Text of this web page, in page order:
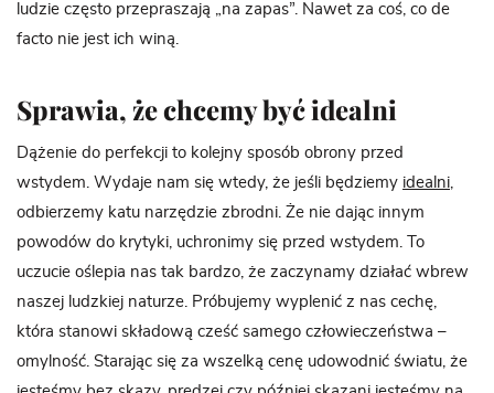
ludzie często przepraszają „na zapas”. Nawet za coś, co de
facto nie jest ich winą.
Sprawia, że chcemy być idealni
Dążenie do perfekcji to kolejny sposób obrony przed
wstydem. Wydaje nam się wtedy, że jeśli będziemy idealni,
odbierzemy katu narzędzie zbrodni. Że nie dając innym
powodów do krytyki, uchronimy się przed wstydem. To
uczucie oślepia nas tak bardzo, że zaczynamy działać wbrew
naszej ludzkiej naturze. Próbujemy wyplenić z nas cechę,
która stanowi składową cześć samego człowieczeństwa –
omylność. Starając się za wszelką cenę udowodnić światu, że